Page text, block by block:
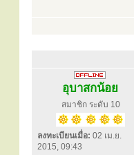
อุบาสกน้อย
สมาชิก ระดับ 10
ลงทะเบียนเมื่อ: 02 เม.ย.
2015, 09:43